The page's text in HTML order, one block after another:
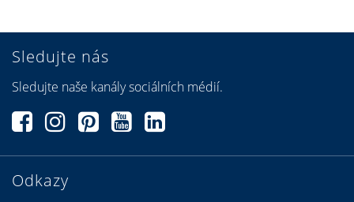
Odkazy
Sledujte nás
Sledujte naše kanály sociálních médií.